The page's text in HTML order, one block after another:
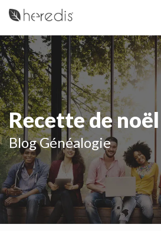
Recette de noël
Blog Généalogie